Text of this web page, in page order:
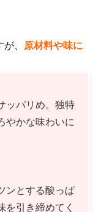
、
原材料や味に
ッパリめ。独特
やかな味わいに
ンとする酸っぱ
を引き締めてく